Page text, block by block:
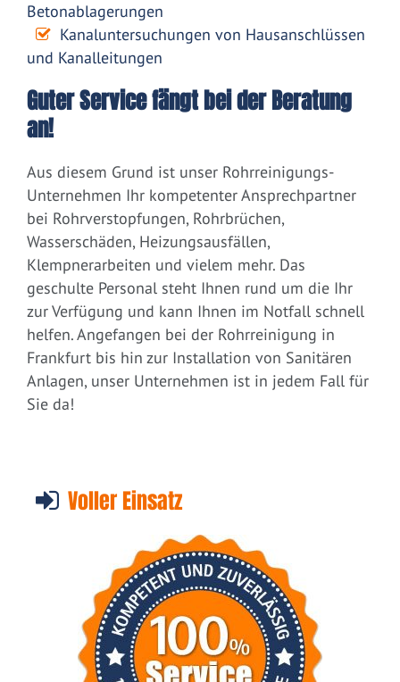
Betonablagerungen
Kanaluntersuchungen von Hausanschlüssen
und Kanalleitungen
Guter Service fängt bei der Beratung
an!
Aus diesem Grund ist unser Rohrreinigungs-
Unternehmen Ihr kompetenter Ansprechpartner
bei Rohrverstopfungen, Rohrbrüchen,
Wasserschäden, Heizungsausfällen,
Klempnerarbeiten und vielem mehr. Das
geschulte Personal steht Ihnen rund um die Ihr
zur Verfügung und kann Ihnen im Notfall schnell
helfen. Angefangen bei der Rohrreinigung in
Frankfurt bis hin zur Installation von Sanitären
Anlagen, unser Unternehmen ist in jedem Fall für
Sie da!
Voller Einsatz